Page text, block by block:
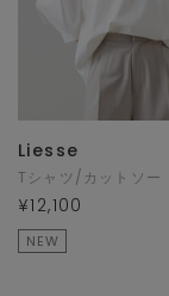
Liesse
Tシャツ/カットソー
¥12,100
NEW